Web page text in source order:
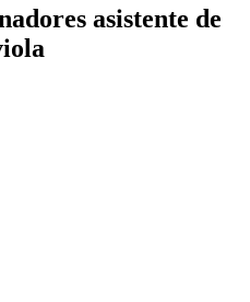
asistente de